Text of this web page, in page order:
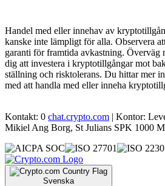
Handel med eller innehav av
kanske inte lämpligt för alla. Observera
garanti för framtida avkastning. Överväg
dig att investera i kryptotillgångar mot
ställning och risktolerans. Du hittar mer
med att handla med eller inneha
Kontakt: 0 chat.crypto.com | Kontor:
Mikiel Ang Borg, St Julians SPK 1000
Svenska